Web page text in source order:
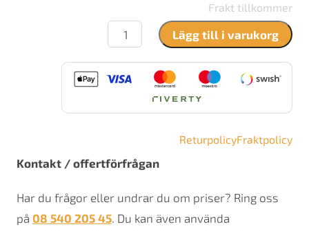
Frakt tillkommer
Contura
320AG
Lägg till i varukorg
ReturpolicyFraktpolicy
Kontakt / offertförfrågan
Har du frågor eller undrar du om priser? Ring oss
på 08 540 205 45. Du kan även använda